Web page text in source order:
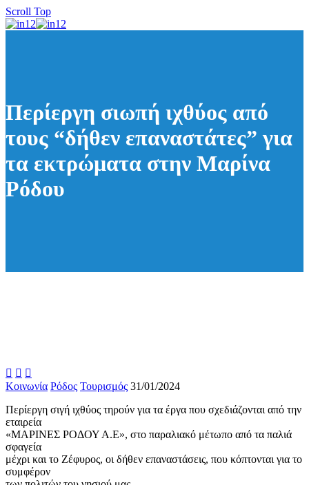
Scroll Top
Περίεργη σιωπή ιχθύος από
τους “δήθεν επαναστάτες” για
τα εκτρώματα στην Μαρίνα
Ρόδου
  
Κοινωνία Ρόδος Τουρισμός 31/01/2024
Περίεργη σιγή ιχθύος τηρούν για τα έργα που σχεδιάζονται από την
εταιρεία
«ΜΑΡΙΝΕΣ ΡΟΔΟΥ Α.Ε», στο παραλιακό μέτωπο από τα παλιά
σφαγεία
μέχρι και το Ζέφυρος, οι δήθεν επαναστάσεις, που κόπτονται για το
συμφέρον